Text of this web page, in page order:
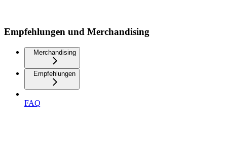
Empfehlungen und Merchandising
Merchandising
Empfehlungen
FAQ